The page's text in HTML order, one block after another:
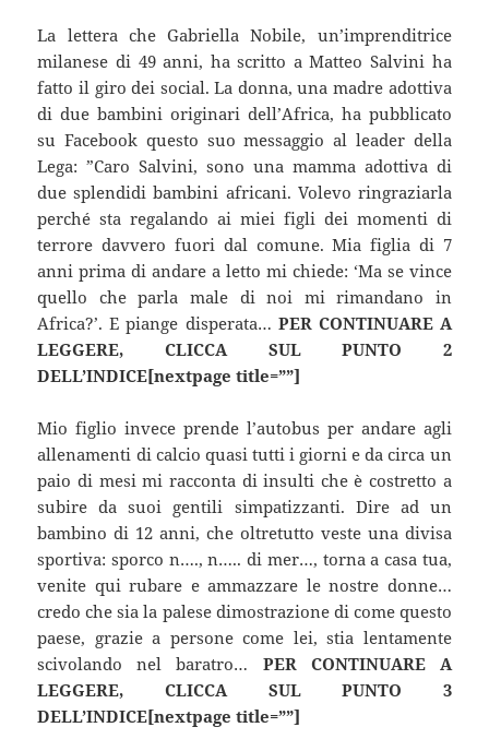
La lettera che Gabriella Nobile, un’imprenditrice
milanese di 49 anni, ha scritto a Matteo Salvini ha
fatto il giro dei social. La donna, una madre adottiva
di due bambini originari dell’Africa, ha pubblicato
su Facebook questo suo messaggio al leader della
Lega: ”Caro Salvini, sono una mamma adottiva di
due splendidi bambini africani. Volevo ringraziarla
perché sta regalando ai miei figli dei momenti di
terrore davvero fuori dal comune. Mia figlia di 7
anni prima di andare a letto mi chiede: ‘Ma se vince
quello che parla male di noi mi rimandano in
Africa?’. E piange disperata… PER CONTINUARE A
LEGGERE, CLICCA SUL PUNTO 2
DELL’INDICE[nextpage title=””]
Mio figlio invece prende l’autobus per andare agli
allenamenti di calcio quasi tutti i giorni e da circa un
paio di mesi mi racconta di insulti che è costretto a
subire da suoi gentili simpatizzanti. Dire ad un
bambino di 12 anni, che oltretutto veste una divisa
sportiva: sporco n…., n….. di mer…, torna a casa tua,
venite qui rubare e ammazzare le nostre donne…
credo che sia la palese dimostrazione di come questo
paese, grazie a persone come lei, stia lentamente
scivolando nel baratro… PER CONTINUARE A
LEGGERE, CLICCA SUL PUNTO 3
DELL’INDICE[nextpage title=””]